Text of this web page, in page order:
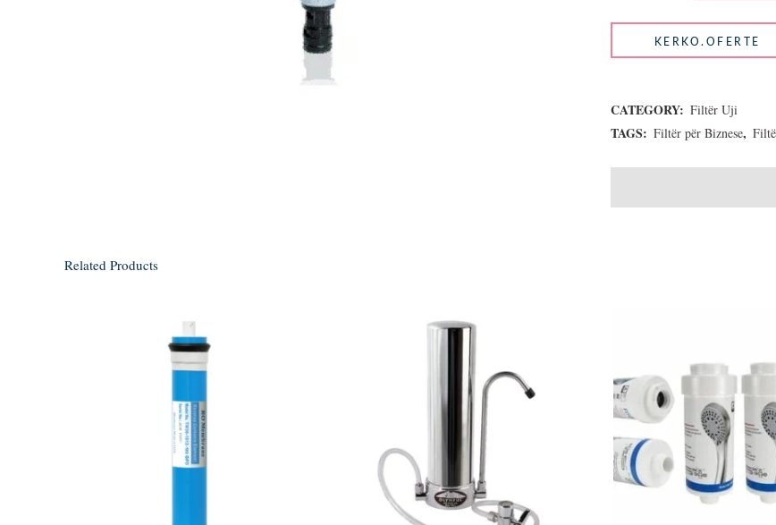
CATEGORY: Filtër Uji
TAGS: Filtër për Biznese,
Related Products